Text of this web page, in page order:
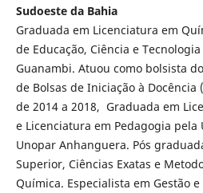
Sudoeste da Bahia
Graduada em Licenciatura em
de Educação, Ciência e
Guanambi. Atuou como bolsista
de Bolsas de Iniciação à
de 2014 a 2018, Graduada em
e Licenciatura em Pedagogia pela
Unopar Anhanguera. Pós
Superior, Ciências Exatas e
Química. Especialista em Gestão